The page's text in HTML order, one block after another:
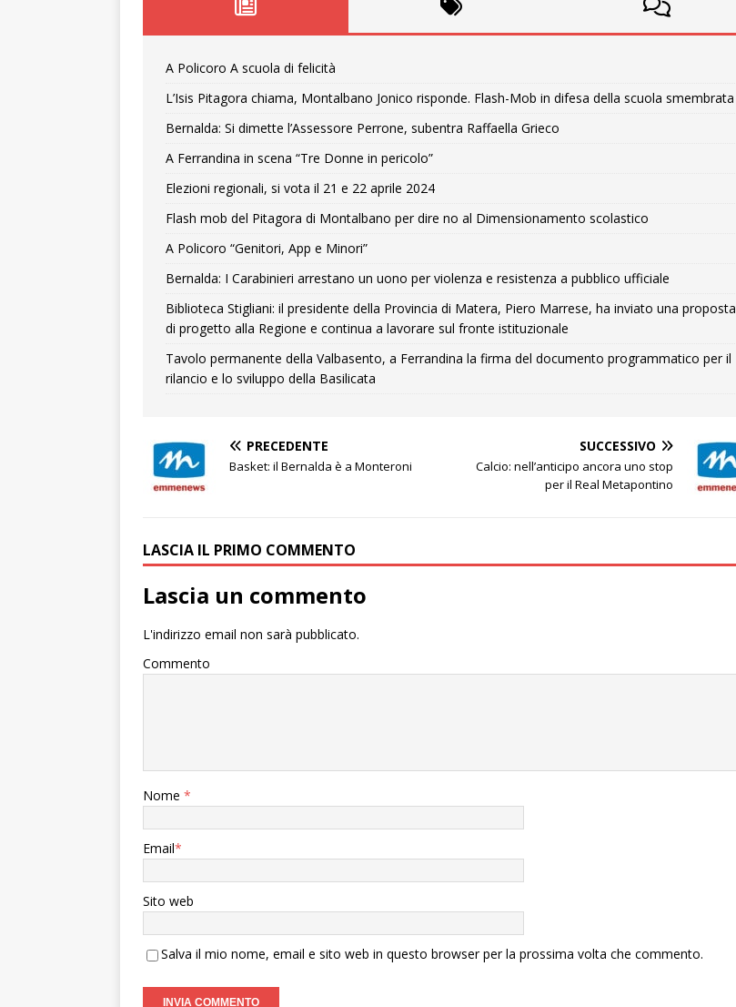
A Policoro A scuola di felicità
L’Isis Pitagora chiama, Montalbano Jonico risponde. Flash-Mob in difesa della scuola smembrata
Bernalda: Si dimette l’Assessore Perrone, subentra Raffaella Grieco
A Ferrandina in scena “Tre Donne in pericolo”
Elezioni regionali, si vota il 21 e 22 aprile 2024
Flash mob del Pitagora di Montalbano per dire no al Dimensionamento scolastico
A Policoro “Genitori, App e Minori”
Bernalda: I Carabinieri arrestano un uono per violenza e resistenza a pubblico ufficiale
Biblioteca Stigliani: il presidente della Provincia di Matera, Piero Marrese, ha inviato una proposta
di progetto alla Regione e continua a lavorare sul fronte istituzionale
Tavolo permanente della Valbasento, a Ferrandina la firma del documento programmatico per il
rilancio e lo sviluppo della Basilicata
PRECEDENTE
Basket: il Bernalda è a Monteroni
SUCCESSIVO
Calcio: nell’anticipo ancora uno stop
per il Real Metapontino
LASCIA IL PRIMO COMMENTO
Lascia un commento
L'indirizzo email non sarà pubblicato.
Commento
Nome *
Email*
Sito web
Salva il mio nome, email e sito web in questo browser per la prossima volta che commento.